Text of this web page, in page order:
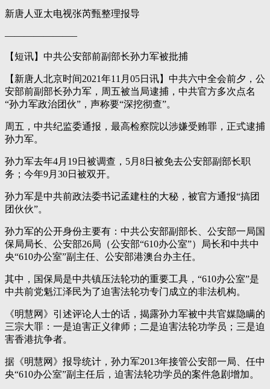
新唐人亚太电视张芮甄整理报导
———————–
【短讯】中共公安部前副部长孙力军被批捕
【新唐人北京时间2021年11月05日讯】中共六中全会前夕，公
安部前副部长孙力军，周五被当局逮捕，中共官方多次点名
“孙力军政治团伙”，声称要“深挖彻查”。
周五，中共纪监委通报，最高检察院以涉嫌受贿罪，正式逮捕
孙力军。
孙力军去年4月19日被调查，5月8日被免去公安部副部长职
务；今年9月30日被双开。
孙力军是中共前政法委书记孟建柱的大秘，被官方通报“搞团
团伙伙”。
孙力军的公开身份主要有：中共公安部副部长、公安部一局国
保局局长、公安部26局（公安部“610办公室”）局长和中共中
央“610办公室”副主任、公安部港澳台办主任。
其中，国保局是中共镇压法轮功的重要工具，“610办公室”是
中共前党魁江泽民为了迫害法轮功专门成立的非法机构。
《明慧网》引述评论人士的话，揭露孙力军被中共官媒隐瞒的
三宗大罪：一是迫害正义律师；二是迫害法轮功学员；三是迫
害香港抗争者。
据《明慧网》报导统计，孙力军2013年接管公安部一局、任中
央“610办公室”副主任后，迫害法轮功学员的案件急剧增加。